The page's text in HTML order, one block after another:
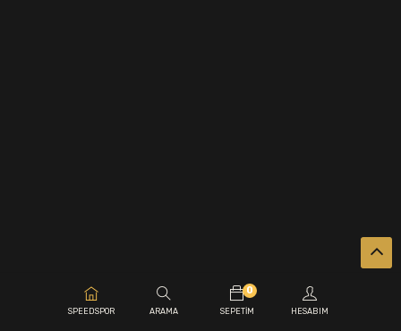
SPEEDSPOR ARAMA
0
SEPETIM HESABIM